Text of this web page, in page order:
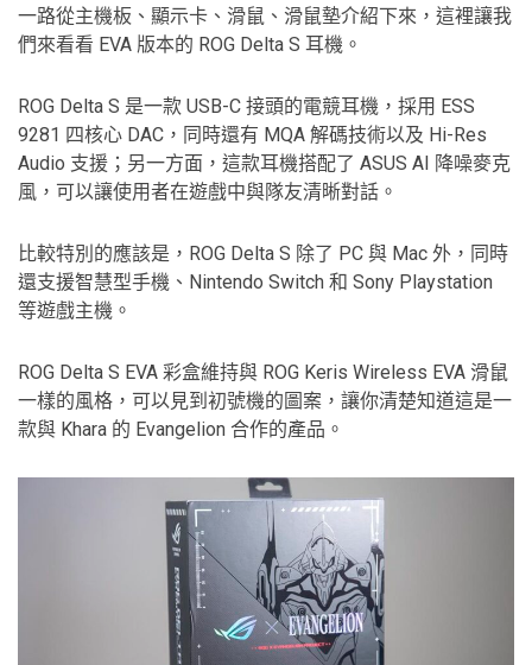
一路從主機板、顯示卡、滑鼠、滑鼠墊介紹下來，這裡讓我
們來看看 EVA 版本的 ROG Delta S 耳機。
ROG Delta S 是一款 USB-C 接頭的電競耳機，採用 ESS
9281 四核心 DAC，同時還有 MQA 解碼技術以及 Hi-Res
Audio 支援；另一方面，這款耳機搭配了 ASUS AI 降噪麥克
風，可以讓使用者在遊戲中與隊友清晰對話。
比較特別的應該是，ROG Delta S 除了 PC 與 Mac 外，同時
還支援智慧型手機、Nintendo Switch 和 Sony Playstation
等遊戲主機。
ROG Delta S EVA 彩盒維持與 ROG Keris Wireless EVA 滑鼠
一樣的風格，可以見到初號機的圖案，讓你清楚知道這是一
款與 Khara 的 Evangelion 合作的產品。